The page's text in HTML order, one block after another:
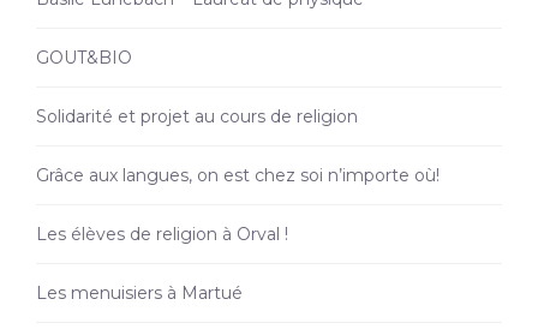
GOUT&BIO
Solidarité et projet au cours de religion
Grâce aux langues, on est chez soi n’importe où!
Les élèves de religion à Orval !
Les menuisiers à Martué